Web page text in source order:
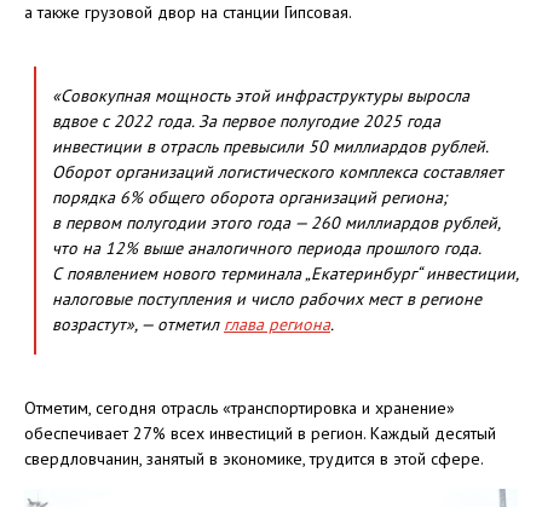
а также грузовой двор на станции Гипсовая.
«Совокупная мощность этой инфраструктуры выросла
вдвое с 2022 года. За первое полугодие 2025 года
инвестиции в отрасль превысили 50 миллиардов рублей.
Оборот организаций логистического комплекса составляет
порядка 6% общего оборота организаций региона;
в первом полугодии этого года — 260 миллиардов рублей,
что на 12% выше аналогичного периода прошлого года.
С появлением нового терминала „Екатеринбург“ инвестиции,
налоговые поступления и число рабочих мест в регионе
возрастут», — отметил глава региона.
Отметим, сегодня отрасль «транспортировка и хранение»
обеспечивает 27% всех инвестиций в регион. Каждый десятый
свердловчанин, занятый в экономике, трудится в этой сфере.